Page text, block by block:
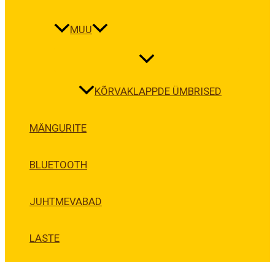
MUU
KÕRVAKLAPPDE ÜMBRISED
MÄNGURITE
BLUETOOTH
JUHTMEVABAD
LASTE